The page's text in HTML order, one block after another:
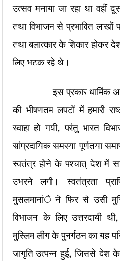
उत्सव मनाया जा रहा था वहीं
तथा विभाजन से प्रभावित लाखों
तथा बलात्कार के शिकार
लिए भटक रहे थे।
इस प्रकार धार्मिक
की भीषणतम लपटों में हमारी
स्वाहा हो गयी, परंतु भारत
सांप्रदायिक समस्या पूर्णतया
स्वतंत्र होने के पश्चात् देश में
उभरने लगी। स्वतंत्रता
मुसलमानांे ने फिर से उसी
विभाजन के लिए उत्तरदायी
मुस्लिम लीग के पुनर्गठन का यह
जागृति उत्पन्न हुई, जिससे देश